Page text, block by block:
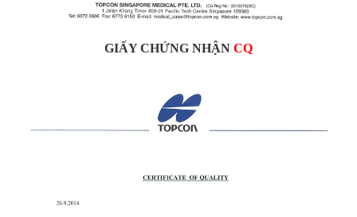
GIẤY CHỨNG NHẬN CQ